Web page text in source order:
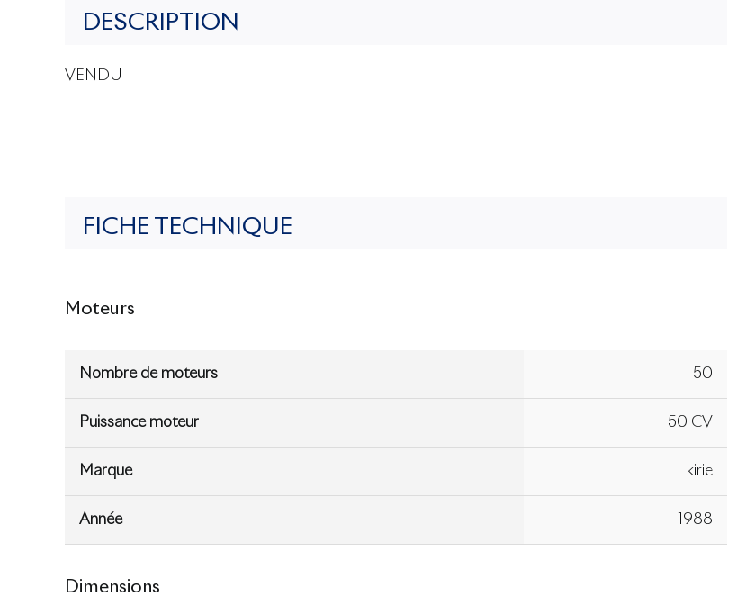
DESCRIPTION
VENDU
FICHE TECHNIQUE
Moteurs
Nombre de moteurs 50
Puissance moteur 50 CV
Marque kirie
Année 1988
Dimensions